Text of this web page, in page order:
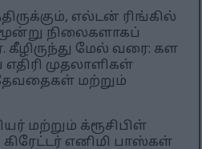
எல்டன் ரிங்கில்
நிலைகளாகப்
கீழிருந்து மேல் வரை: கள
முதலாளிகள்
மற்றும்
மற்றும் க்ரூசிபிள்
எனிமி பாஸ்கள்